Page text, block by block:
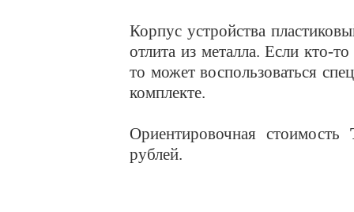
Корпус устройства
отлита из металла. Если кто-
то может воспользоваться
комплекте.
Ориентировочная стоимость
рублей.